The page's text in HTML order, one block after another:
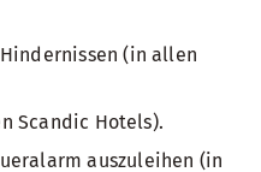
(in allen
Scandic Hotels).
auszuleihen (in